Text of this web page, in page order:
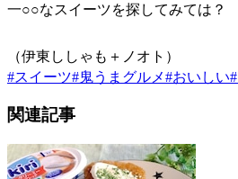
一○○なスイーツを探してみては？
（伊東ししゃも＋ノオト）
#スイーツ#鬼うまグルメ#おいしい#
関連記事